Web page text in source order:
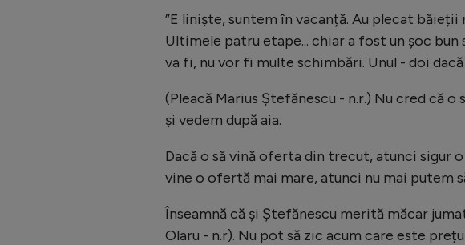
”E liniște, suntem în vacanță. Au plecat
Ultimele patru etape... chiar a fost un șoc
va fi, nu vor fi multe schimbări. Unul - doi
(Pleacă Marius Ștefănescu - n.r.) Nu cred că o
și vedem după aia.
Dacă o să vină oferta din trecut, atunci sigur
vine o ofertă mai mare, atunci nu mai putem
Înseamnă că și Ștefănescu merită măcar
Olaru - n.r). Nu pot să zic acum care este